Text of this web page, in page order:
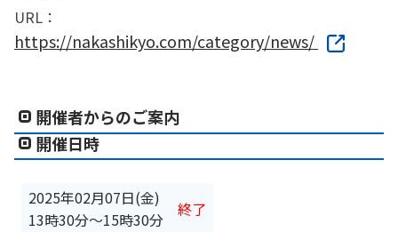
URL：
https://nakashikyo.com/category/news/
開催者からのご案内
開催日時
2025年02月07日(金)
13時30分〜15時30分
終了